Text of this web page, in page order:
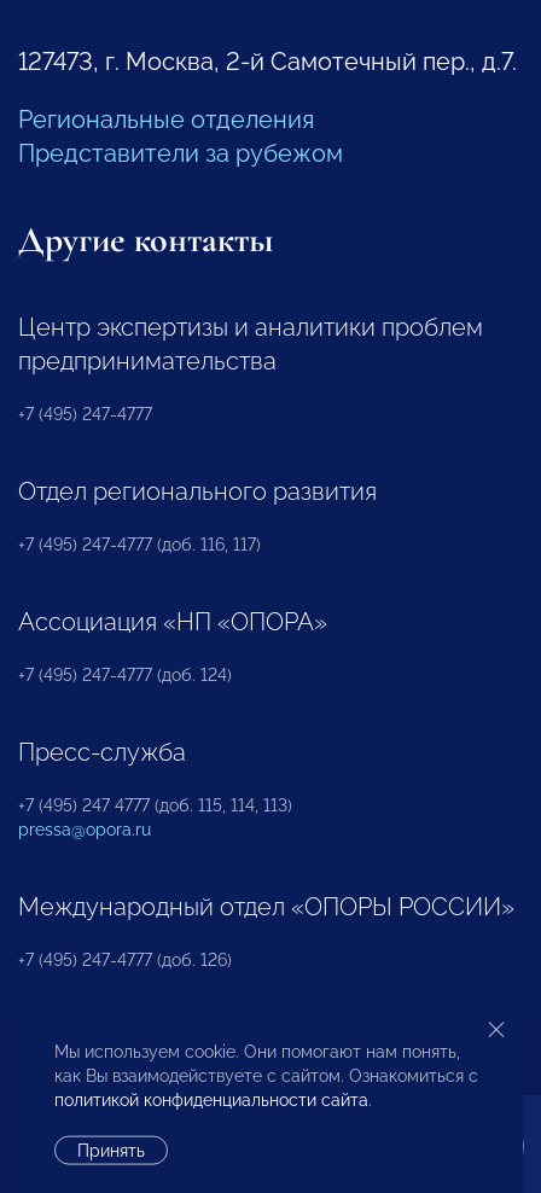
127473, г. Москва, 2-й Самотечный пер., д.7.
Региональные отделения
Представители за рубежом
Другие контакты
Центр экспертизы и аналитики проблем
предпринимательства
+7 (495) 247-4777
Отдел регионального развития
+7 (495) 247-4777 (доб. 116, 117)
Ассоциация «НП «ОПОРА»
+7 (495) 247-4777 (доб. 124)
Пресс-служба
+7 (495) 247 4777 (доб. 115, 114, 113)
pressa@opora.ru
Международный отдел «ОПОРЫ РОССИИ»
+7 (495) 247-4777 (доб. 126)
Бюро по защите прав предпринимателей и
инвесторов
Мы используем cookie. Они помогают нам понять,
как Вы взаимодействуете с сайтом. Ознакомиться с
политикой конфиденциальности сайта.
Принять